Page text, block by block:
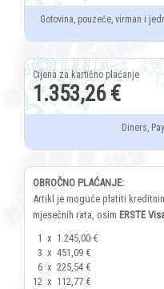
Gotovina, pouzeće, virman i
1.353,26 €
Diners,
OBROČNO PLAĆANJE:
Artikl je moguće platiti
mjesečnih rata, osim ERSTE
1 x 1.245,00 €
3 x 451,09 €
6 x 225,54 €
12 x 112,77 €